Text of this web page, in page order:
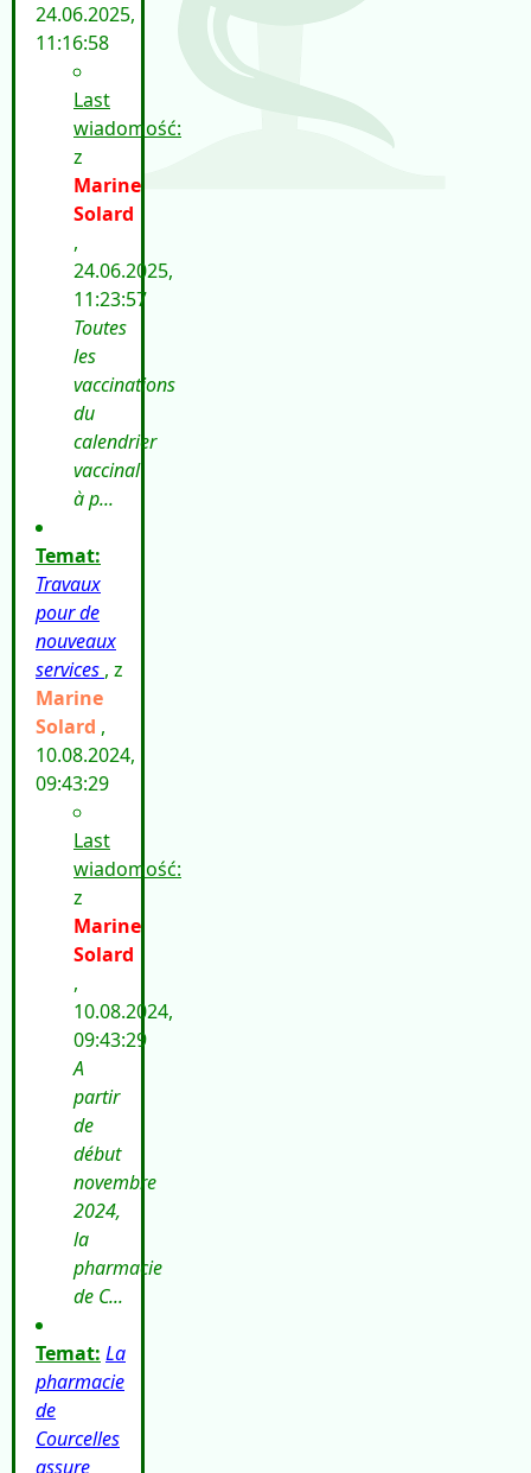
24.06.2025,
11:16:58
Last
wiadomość:
z
Marine
Solard
,
24.06.2025,
11:23:57
Toutes
les
vaccinations
du
calendrier
vaccinal
à p...
Temat:
Travaux
pour de
nouveaux
services , z
Marine
Solard ,
10.08.2024,
09:43:29
Last
wiadomość:
z
Marine
Solard
,
10.08.2024,
09:43:29
A
partir
de
début
novembre
2024,
la
pharmacie
de C...
Temat: La
pharmacie
de
Courcelles
assure